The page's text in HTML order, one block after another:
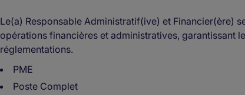
Le(a) Responsable Administratif(ive) et Financier(ère)
opérations financières et administratives, garantissant
réglementations.
PME
Poste Complet